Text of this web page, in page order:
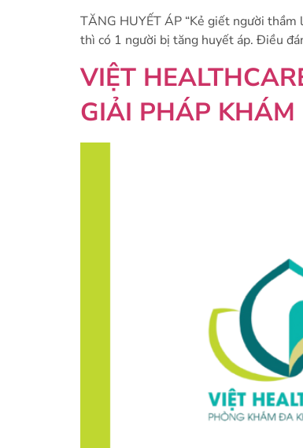
TĂNG HUYẾT ÁP “Kẻ giết người
thì có 1 người bị tăng huyết áp. Điều
VIỆT
GIẢI PHÁP KHÁM